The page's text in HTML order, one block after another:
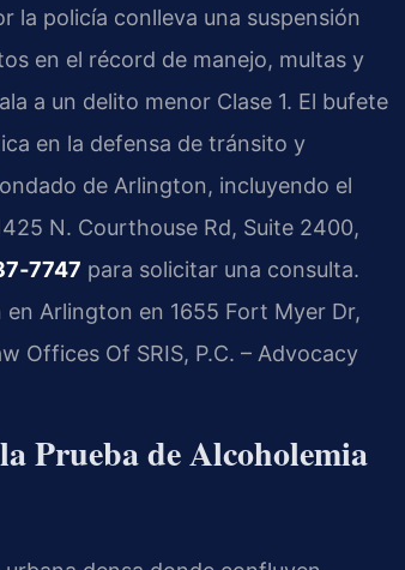
la policía conlleva una suspensión
en el récord de manejo, multas y
a un delito menor Clase 1. El bufete
en la defensa de tránsito y
de Arlington, incluyendo el
N. Courthouse Rd, Suite 2400,
para solicitar una consulta.
Arlington en 1655 Fort Myer Dr,
Offices Of SRIS, P.C. – Advocacy
Prueba de Alcoholemia